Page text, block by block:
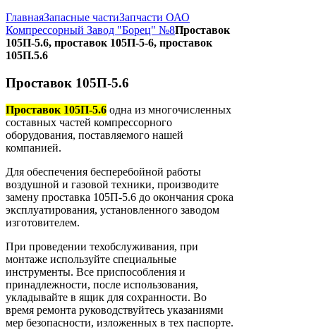
ГлавнаяЗапасные частиЗапчасти ОАО
Компрессорный Завод "Борец" №8Проставок
105П-5.6, проставок 105П-5-6, проставок
105П.5.6
Проставок 105П-5.6
Проставок 105П-5.6 одна из многочисленных
составных частей компрессорного
оборудования, поставляемого нашей
компанией.
Для обеспечения бесперебойной работы
воздушной и газовой техники, производите
замену проставка 105П-5.6 до окончания срока
эксплуатирования, установленного заводом
изготовителем.
При проведении техобслуживания, при
монтаже используйте специальные
инструменты. Все приспособления и
принадлежности, после использования,
укладывайте в ящик для сохранности. Во
время ремонта руководствуйтесь указаниями
мер безопасности, изложенных в тех паспорте.